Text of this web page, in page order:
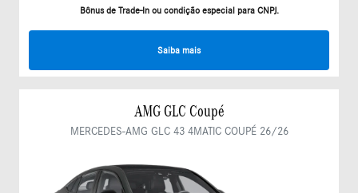
Bônus de Trade-In ou condição especial para CNPJ.
Saiba mais
AMG GLC Coupé
MERCEDES-AMG GLC 43 4MATIC COUPÉ 26/26